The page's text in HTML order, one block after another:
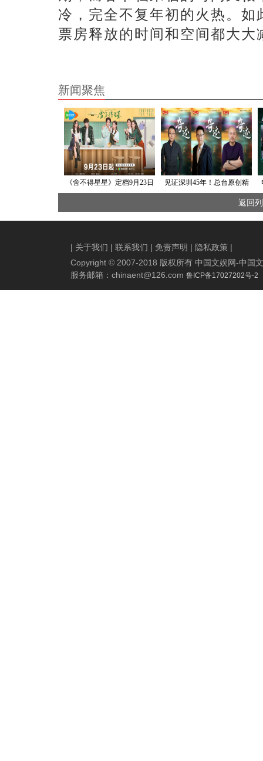
冷，完全不复年初的火热。
票房释放的时间和空间都大大
新闻聚焦
《舍不得星星》定档9月23日
心动甜爱
见证深圳45年！总台原创精
品短剧集《奇迹》开机
返回
| 关于我们 | 联系我们 | 免责声明 | 隐私政策 |
Copyright © 2007-2018 版权所有 中国文娱网-中国
服务邮箱： chinaent@126.com 鲁ICP备17027202号-2